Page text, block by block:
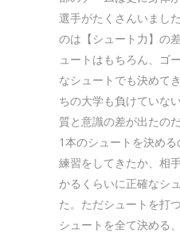
選手がたくさんいまし
のは【シュート力】の
ュートはもちろん、ゴ
なシュートでも決めて
ちの大学も負けていな
質と意識の差が出たの
1本のシュートを決め
練習をしてきたか、相
かるくらいに正確なシ
た。ただシュートを打
シュートを全て決める